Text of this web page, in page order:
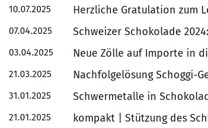
10.07.2025 Herzliche Gratulation zum
07.04.2025 Schweizer Schokolade
03.04.2025 Neue Zölle auf Importe in
21.03.2025 Nachfolgelösung Schoggi-
31.01.2025 Schwermetalle in
21.01.2025 kompakt | Stützung des